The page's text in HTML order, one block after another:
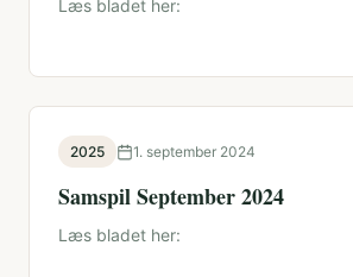
Læs bladet her:
2025 1. september 2024
Samspil September 2024
Læs bladet her: